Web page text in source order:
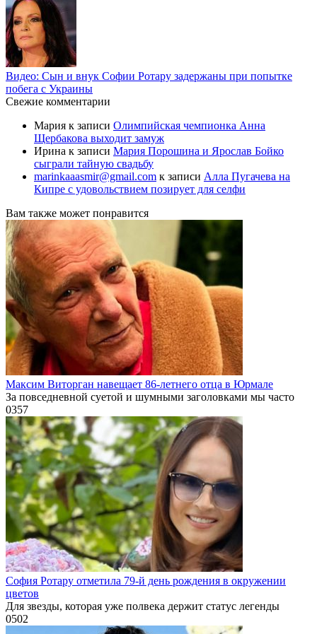
Видео: Сын и внук Софии Ротару задержаны при попытке
побега с Украины
Свежие комментарии
Мария к записи Олимпийская чемпионка Анна
Щербакова выходит замуж
Ирина к записи Мария Порошина и Ярослав Бойко
сыграли тайную свадьбу
marinkaaasmir@gmail.com к записи Алла Пугачева на
Кипре с удовольствием позирует для селфи
Вам также может понравится
Максим Виторган навещает 86-летнего отца в Юрмале
За повседневной суетой и шумными заголовками мы часто
0357
София Ротару отметила 79-й день рождения в окружении
цветов
Для звезды, которая уже полвека держит статус легенды
0502